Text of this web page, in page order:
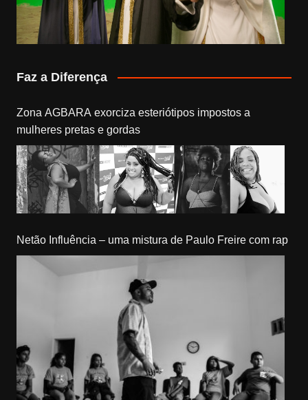
Faz a Diferença
Zona AGBARA exorciza esteriótipos impostos a
mulheres pretas e gordas
Netão Influência – uma mistura de Paulo Freire com rap